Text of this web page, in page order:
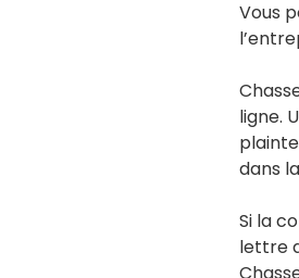
Vous
ligne.
dans
Si la
lettre